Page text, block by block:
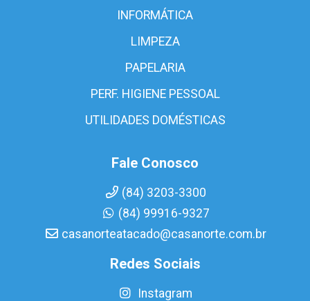
INFORMÁTICA
LIMPEZA
PAPELARIA
PERF. HIGIENE PESSOAL
UTILIDADES DOMÉSTICAS
Fale Conosco
(84) 3203-3300
(84) 99916-9327
casanorteatacado@casanorte.com.br
Redes Sociais
Instagram